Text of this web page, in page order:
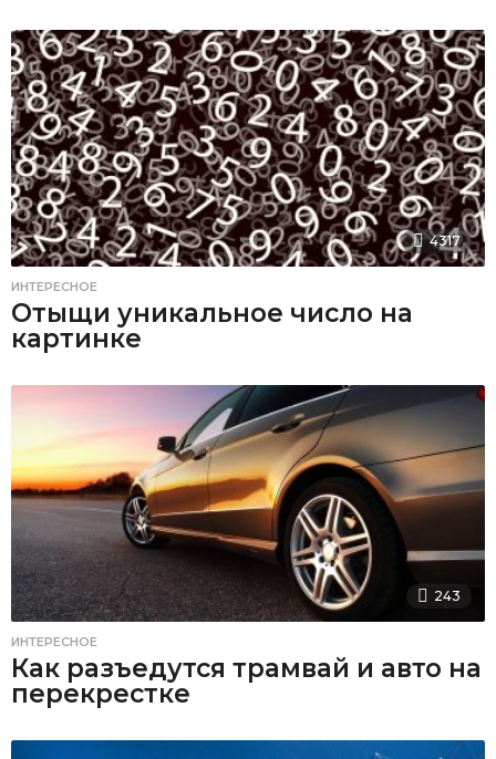
4317
ИНТЕРЕСНОЕ
Отыщи уникальное число на
картинке
243
ИНТЕРЕСНОЕ
Как разъедутся трамвай и авто на
перекрестке